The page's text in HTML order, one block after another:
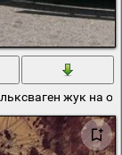
жук на